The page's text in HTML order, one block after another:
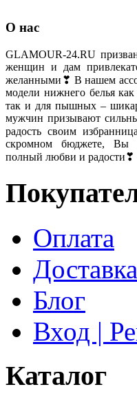
О нас
GLAMOUR-24.RU
женщин и дам
желанными❣ В нашем
модели нижнего белья как
так и для пышных –
мужчин призывают
радость своим
скромном бюджете, Вы
полный любви и радости❣
Оплата
Доставка
Блог
Вход |
Каталог